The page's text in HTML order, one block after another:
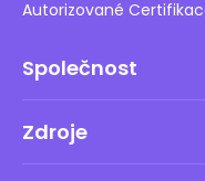
Autorizované
Společnost
Zdroje